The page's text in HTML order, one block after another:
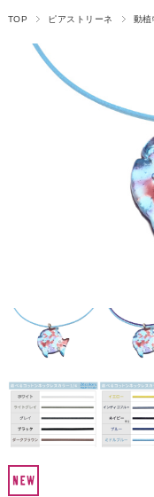
TOP ピアストリーネ 動植